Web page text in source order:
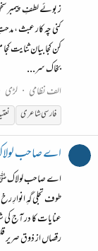
ز بوئے لطفِ پیمبر
کنی چہ کار عبث ،
کن کجا بیان ثنایت
بخاک سر...
الف نظامی
لڑی
فارسی شاعری
اے صاحب
اے صاحب لولاک ﷺ
طوف تجلی گہِ
عنایات کا در آج
رقصاں از ذوق